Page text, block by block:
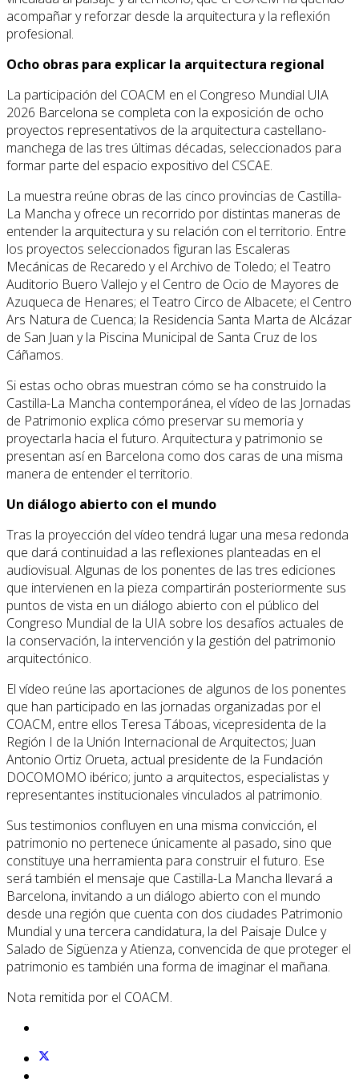
acompañar y reforzar desde la arquitectura y la reflexión
profesional.
Ocho obras para explicar la arquitectura regional
La participación del COACM en el Congreso Mundial UIA
2026 Barcelona se completa con la exposición de ocho
proyectos representativos de la arquitectura castellano-
manchega de las tres últimas décadas, seleccionados para
formar parte del espacio expositivo del CSCAE.
La muestra reúne obras de las cinco provincias de Castilla-
La Mancha y ofrece un recorrido por distintas maneras de
entender la arquitectura y su relación con el territorio. Entre
los proyectos seleccionados figuran las Escaleras
Mecánicas de Recaredo y el Archivo de Toledo; el Teatro
Auditorio Buero Vallejo y el Centro de Ocio de Mayores de
Azuqueca de Henares; el Teatro Circo de Albacete; el Centro
Ars Natura de Cuenca; la Residencia Santa Marta de Alcázar
de San Juan y la Piscina Municipal de Santa Cruz de los
Cáñamos.
Si estas ocho obras muestran cómo se ha construido la
Castilla-La Mancha contemporánea, el vídeo de las Jornadas
de Patrimonio explica cómo preservar su memoria y
proyectarla hacia el futuro. Arquitectura y patrimonio se
presentan así en Barcelona como dos caras de una misma
manera de entender el territorio.
Un diálogo abierto con el mundo
Tras la proyección del vídeo tendrá lugar una mesa redonda
que dará continuidad a las reflexiones planteadas en el
audiovisual. Algunas de los ponentes de las tres ediciones
que intervienen en la pieza compartirán posteriormente sus
puntos de vista en un diálogo abierto con el público del
Congreso Mundial de la UIA sobre los desafíos actuales de
la conservación, la intervención y la gestión del patrimonio
arquitectónico.
El vídeo reúne las aportaciones de algunos de los ponentes
que han participado en las jornadas organizadas por el
COACM, entre ellos Teresa Táboas, vicepresidenta de la
Región I de la Unión Internacional de Arquitectos; Juan
Antonio Ortiz Orueta, actual presidente de la Fundación
DOCOMOMO ibérico; junto a arquitectos, especialistas y
representantes institucionales vinculados al patrimonio.
Sus testimonios confluyen en una misma convicción, el
patrimonio no pertenece únicamente al pasado, sino que
constituye una herramienta para construir el futuro. Ese
será también el mensaje que Castilla-La Mancha llevará a
Barcelona, invitando a un diálogo abierto con el mundo
desde una región que cuenta con dos ciudades Patrimonio
Mundial y una tercera candidatura, la del Paisaje Dulce y
Salado de Sigüenza y Atienza, convencida de que proteger el
patrimonio es también una forma de imaginar el mañana.
Nota remitida por el COACM.